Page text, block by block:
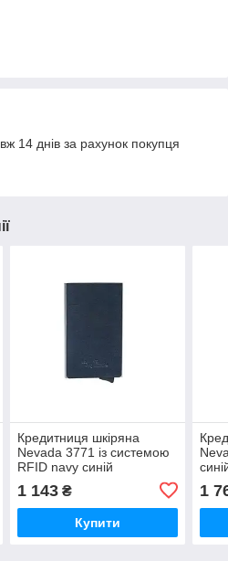
14 днів за рахунок покупця
Кредитниця шкіряна
Nevada 3771 із системою
RFID navy синій
1 143₴
Купити
1